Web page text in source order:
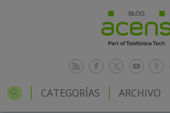
CATEGORÍAS ARCHIVO